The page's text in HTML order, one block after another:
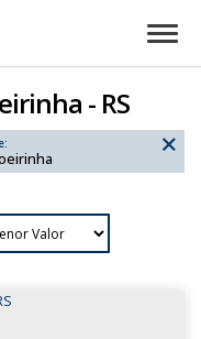
- RS
Cachoeirinha